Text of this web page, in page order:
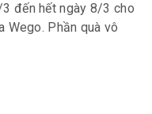
đến hết ngày 8/3 cho
Wego. Phần quà vô